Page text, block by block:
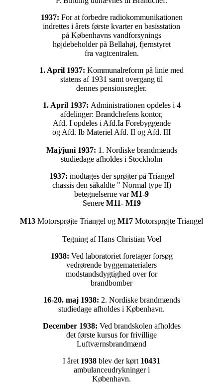
1937: For at forbedre radiokommunikationen
indrettes i årets første kvarter en basisstation
på Københavns vandforsynings
højdebeholder på Bellahøj, fjernstyret
fra vagtcentralen.
1. April 1937: Kommunalreform på linie med
statens af 1931 samt overgang til
dennes pensionsregler.
1. April 1937: Administrationen opdeles i 4
afdelinger: Brandchefens kontor,
Afd. I opdeles i Afd.Ia Forebyggende
og Afd. Ib Materiel Afd. II og Afd. III
Maj/juni 1937: 1. Nordiske brandmænds
studiedage afholdes i Stockholm
1937: modtages der sprøjter på Triangel
chassis den såkaldte " Normal type II)
betegnelserne varM1-9
SenereM11- M19
M13 Motorsprøjte Triangel og M17 Motorsprøjte Triangel
Tegning af Hans Christian Voel
1938: Ved laboratoriet foretager forsøg
vedrørende byggematerialers
modstandsdygtighed over for
brandbomber
16-20. maj 1938: 2. Nordiske brandmænds
studiedage afholdes i København.
December 1938: Ved brandskolen afholdes
det første kursus for frivillige
Luftværnsbrandmænd
I året 1938 blev der kørt 10431
ambulanceudrykninger i
København.